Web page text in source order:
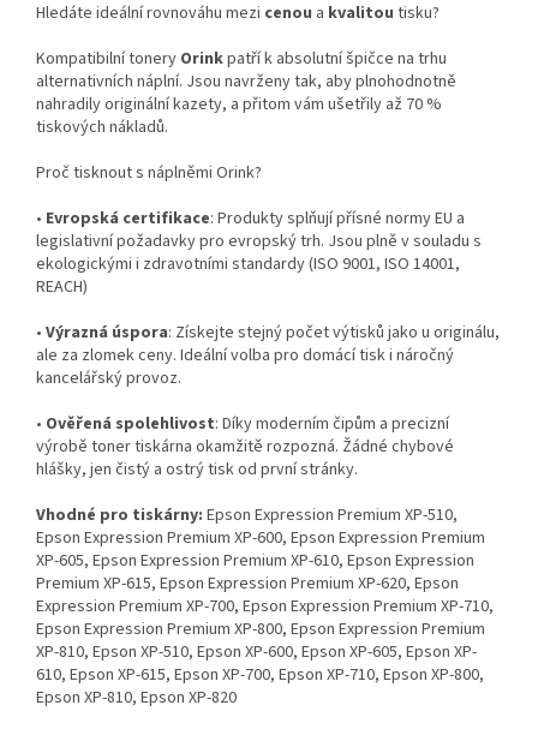
Hledáte ideální rovnováhu mezi cenou a kvalitou tisku?
Kompatibilní tonery Orinkpatří k absolutní špičce na trhu
alternativních náplní. Jsou navrženy tak, aby plnohodnotně
nahradily originální kazety, a přitom vám ušetřily až 70 %
tiskových nákladů.
Proč tisknout s náplněmi Orink?
• Evropská certifikace: Produkty splňují přísné normy EU a
legislativní požadavky pro evropský trh. Jsou plně v souladu s
ekologickými i zdravotními standardy (ISO 9001, ISO 14001,
REACH)
• Výrazná úspora: Získejte stejný počet výtisků jako u originálu,
ale za zlomek ceny. Ideální volba pro domácí tisk i náročný
kancelářský provoz.
• Ověřená spolehlivost: Díky moderním čipům a precizní
výrobě toner tiskárna okamžitě rozpozná. Žádné chybové
hlášky, jen čistý a ostrý tisk od první stránky.
Vhodné pro tiskárny: Epson Expression Premium XP-510,
Epson Expression Premium XP-600, Epson Expression Premium
XP-605, Epson Expression Premium XP-610, Epson Expression
Premium XP-615, Epson Expression Premium XP-620, Epson
Expression Premium XP-700, Epson Expression Premium XP-710,
Epson Expression Premium XP-800, Epson Expression Premium
XP-810, Epson XP-510, Epson XP-600, Epson XP-605, Epson XP-
610, Epson XP-615, Epson XP-700, Epson XP-710, Epson XP-800,
Epson XP-810, Epson XP-820